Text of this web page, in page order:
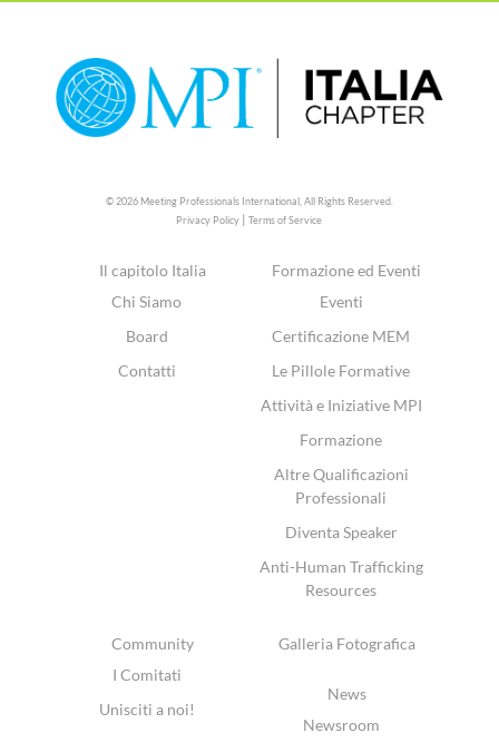
© 2026 Meeting Professionals International, All Rights Reserved.
Privacy Policy |Terms of Service
Il capitolo Italia
Chi Siamo
Board
Contatti
Formazione ed Eventi
Eventi
Certificazione MEM
Le Pillole Formative
Attività e Iniziative MPI
Formazione
Altre Qualificazioni
Professionali
Diventa Speaker
Anti-Human Trafficking
Resources
Community
I Comitati
Unisciti a noi!
Galleria Fotografica
News
Newsroom